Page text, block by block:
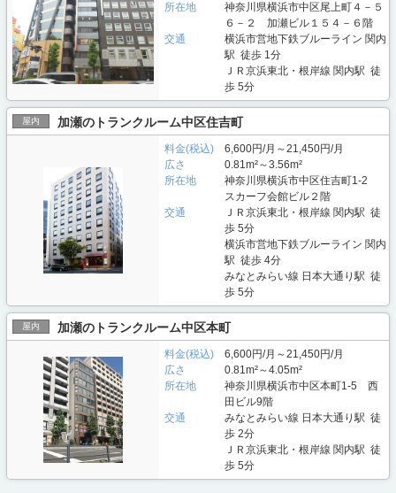
所在地
神奈川県横浜市中区尾上町４－５
６－２ 加瀬ビル１５４－６階
交通
横浜市営地下鉄ブルーライン 関内
駅 徒歩 1分
ＪＲ京浜東北・根岸線 関内駅 徒
歩 5分
屋内 加瀬のトランクルーム中区住吉町
料金(税込)
6,600円/月～21,450円/月
広さ
0.81m²～3.56m²
所在地
神奈川県横浜市中区住吉町1-2
スカーフ会館ビル２階
交通
ＪＲ京浜東北・根岸線 関内駅 徒
歩 5分
横浜市営地下鉄ブルーライン 関内
駅 徒歩 4分
みなとみらい線 日本大通り駅 徒
歩 5分
屋内 加瀬のトランクルーム中区本町
料金(税込)
6,600円/月～21,450円/月
広さ
0.81m²～4.05m²
所在地
神奈川県横浜市中区本町1-5 西
田ビル9階
交通
みなとみらい線 日本大通り駅 徒
歩 2分
ＪＲ京浜東北・根岸線 関内駅 徒
歩 5分